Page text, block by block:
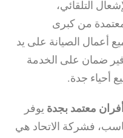
التلقائي،
من كبرى
أعمال الصيانة على يد
ضمان على الخدمة
أحياء جدة.
معتمد بجدة يوفر
فشركة الاتحاد هي